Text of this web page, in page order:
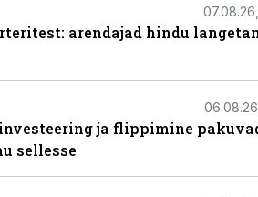
arendajad hindu
ja flippimine
sellesse